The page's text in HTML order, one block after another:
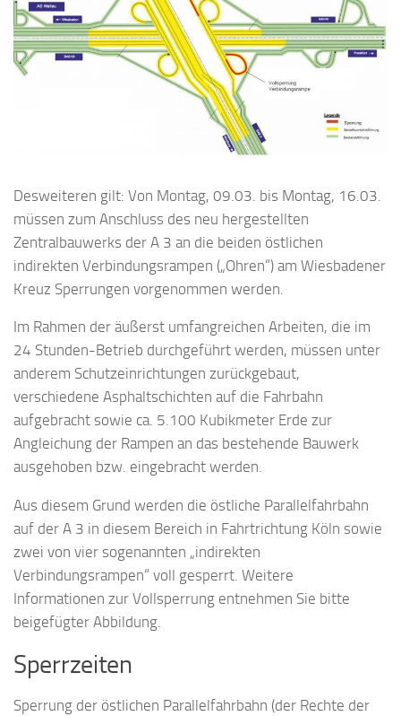
Desweiteren gilt: Von Montag, 09.03. bis Montag, 16.03.
müssen zum Anschluss des neu hergestellten
Zentralbauwerks der A 3 an die beiden östlichen
indirekten Verbindungsrampen („Ohren“) am Wiesbadener
Kreuz Sperrungen vorgenommen werden.
Im Rahmen der äußerst umfangreichen Arbeiten, die im
24 Stunden-Betrieb durchgeführt werden, müssen unter
anderem Schutzeinrichtungen zurückgebaut,
verschiedene Asphaltschichten auf die Fahrbahn
aufgebracht sowie ca. 5.100 Kubikmeter Erde zur
Angleichung der Rampen an das bestehende Bauwerk
ausgehoben bzw. eingebracht werden.
Aus diesem Grund werden die östliche Parallelfahrbahn
auf der A 3 in diesem Bereich in Fahrtrichtung Köln sowie
zwei von vier sogenannten „indirekten
Verbindungsrampen“ voll gesperrt. Weitere
Informationen zur Vollsperrung entnehmen Sie bitte
beigefügter Abbildung.
Sperrzeiten
Sperrung der östlichen Parallelfahrbahn (der Rechte der